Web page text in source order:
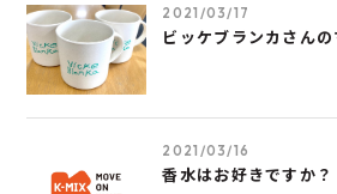
2021/03/17
ビッケブランカさん
2021/03/16
香水はお好きですか？